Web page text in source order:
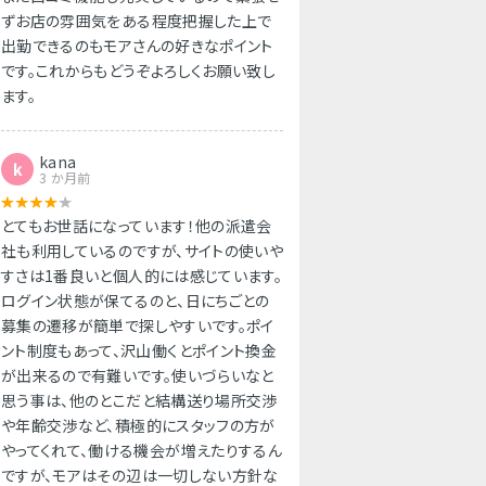
ずお店の雰囲気をある程度把握した上で
出勤できるのもモアさんの好きなポイント
です。これからもどうぞよろしくお願い致し
ます。
k kana
3 か月前
とてもお世話になっています！他の派遣会
社も利用しているのですが、サイトの使いや
すさは1番良いと個人的には感じています。
ログイン状態が保てるのと、日にちごとの
募集の遷移が簡単で探しやすいです。ポイ
ント制度もあって、沢山働くとポイント換金
が出来るので有難いです。使いづらいなと
思う事は、他のとこだと結構送り場所交渉
や年齢交渉など、積極的にスタッフの方が
やってくれて、働ける機会が増えたりするん
ですが、モアはその辺は一切しない方針な